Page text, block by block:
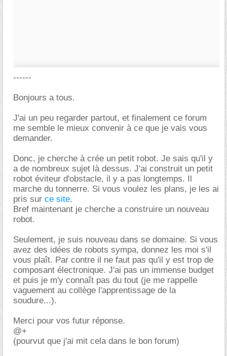
------
Bonjours a tous.
J'ai un peu regarder partout, et finalement ce forum
me semble le mieux convenir à ce que je vais vous
demander.
Donc, je cherche à crée un petit robot. Je sais qu'il y
a de nombreux sujet là dessus. J'ai construit un petit
robot éviteur d'obstacle, il y a pas longtemps. Il
marche du tonnerre. Si vous voulez les plans, je les ai
pris sur ce site.
Bref maintenant je cherche a construire un nouveau
robot.
Seulement, je suis nouveau dans se domaine. Si vous
avez des idées de robots sympa, donnez les moi s'il
vous plaît. Par contre il ne faut pas qu'il y est trop de
composant électronique. J'ai pas un immense budget
et puis je m'y connaît pas du tout (je me rappelle
vaguement au collège l'apprentissage de la
soudure...).
Merci pour vos futur réponse.
@+
(pourvut que j'ai mit cela dans le bon forum)